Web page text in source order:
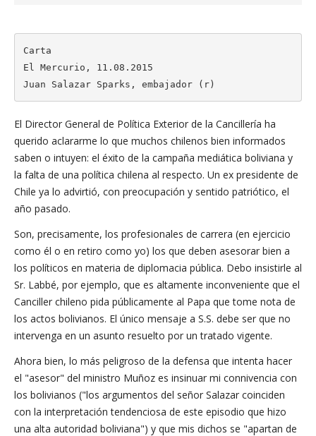
Carta
El Mercurio, 11.08.2015
Juan Salazar Sparks, embajador (r)
El Director General de Política Exterior de la Cancillería ha
querido aclararme lo que muchos chilenos bien informados
saben o intuyen: el éxito de la campaña mediática boliviana y
la falta de una política chilena al respecto. Un ex presidente de
Chile ya lo advirtió, con preocupación y sentido patriótico, el
año pasado.
Son, precisamente, los profesionales de carrera (en ejercicio
como él o en retiro como yo) los que deben asesorar bien a
los políticos en materia de diplomacia pública. Debo insistirle al
Sr. Labbé, por ejemplo, que es altamente inconveniente que el
Canciller chileno pida públicamente al Papa que tome nota de
los actos bolivianos. El único mensaje a S.S. debe ser que no
intervenga en un asunto resuelto por un tratado vigente.
Ahora bien, lo más peligroso de la defensa que intenta hacer
el "asesor" del ministro Muñoz es insinuar mi connivencia con
los bolivianos ("los argumentos del señor Salazar coinciden
con la interpretación tendenciosa de este episodio que hizo
una alta autoridad boliviana") y que mis dichos se "apartan de